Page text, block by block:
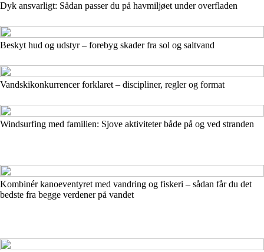
Dyk ansvarligt: Sådan passer du på havmiljøet under overfladen
Beskyt hud og udstyr – forebyg skader fra sol og saltvand
Vandskikonkurrencer forklaret – discipliner, regler og format
Windsurfing med familien: Sjove aktiviteter både på og ved stranden
Kombinér kanoeventyret med vandring og fiskeri – sådan får du det
bedste fra begge verdener på vandet